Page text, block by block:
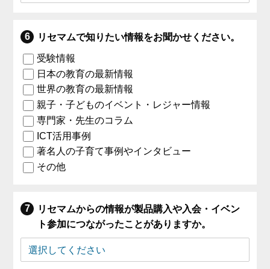
リセマムで知りたい情報をお聞かせください。
受験情報
日本の教育の最新情報
世界の教育の最新情報
親子・子どものイベント・レジャー情報
専門家・先生のコラム
ICT活用事例
著名人の子育て事例やインタビュー
その他
リセマムからの情報が製品購入や入会・イベン
ト参加につながったことがありますか。